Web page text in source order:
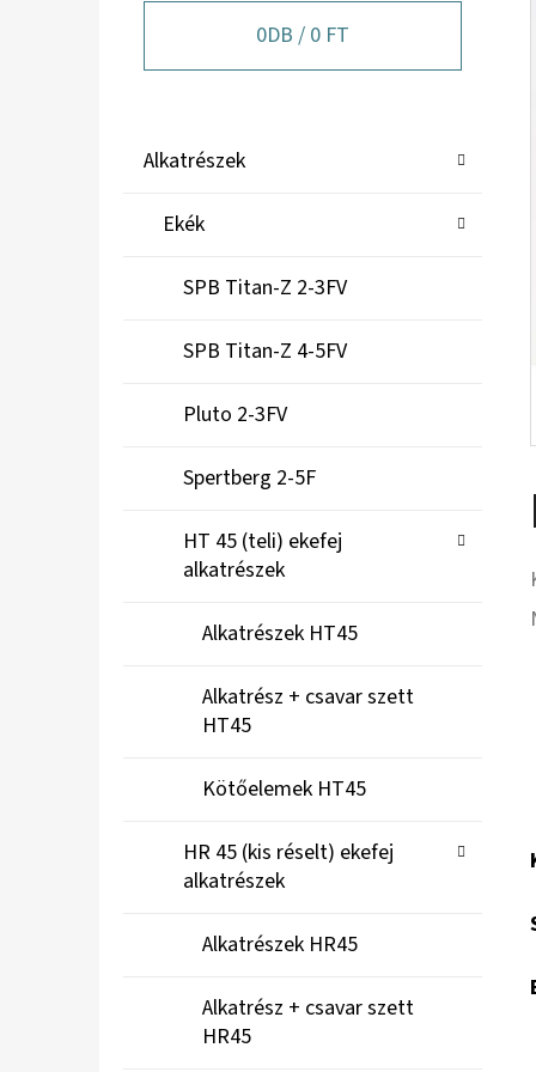
0DB / 0 FT
Kategóriák
Alkatrészek
Ekék
SPB Titan-Z 2-3FV
SPB Titan-Z 4-5FV
Pluto 2-3FV
Spertberg 2-5F
HT 45 (teli) ekefej
alkatrészek
Alkatrészek HT45
Alkatrész + csavar szett
HT45
Kötőelemek HT45
HR 45 (kis réselt) ekefej
alkatrészek
Alkatrészek HR45
Alkatrész + csavar szett
HR45